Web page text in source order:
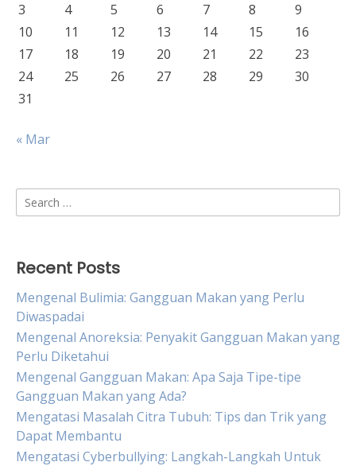
3
4 5 6 7 8
9
10
11 12 13 14 15
16
17
18 19 20 21 22
23
24
25 26 27 28 29
30
31
« Mar
Search
for:
Recent Posts
Mengenal Bulimia: Gangguan Makan yang Perlu
Diwaspadai
Mengenal Anoreksia: Penyakit Gangguan Makan yang
Perlu Diketahui
Mengenal Gangguan Makan: Apa Saja Tipe-tipe
Gangguan Makan yang Ada?
Mengatasi Masalah Citra Tubuh: Tips dan Trik yang
Dapat Membantu
Mengatasi Cyberbullying: Langkah-Langkah Untuk